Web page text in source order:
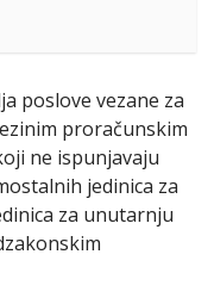
poslove vezane za
proračunskim
ne ispunjavaju
jedinica za
za unutarnju